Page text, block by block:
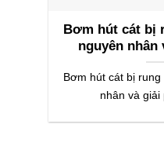
Bơm hút cát bị
nguyên nhân
Bơm hút cát bị
nhân và giải